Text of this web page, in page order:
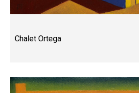
Chalet Ortega